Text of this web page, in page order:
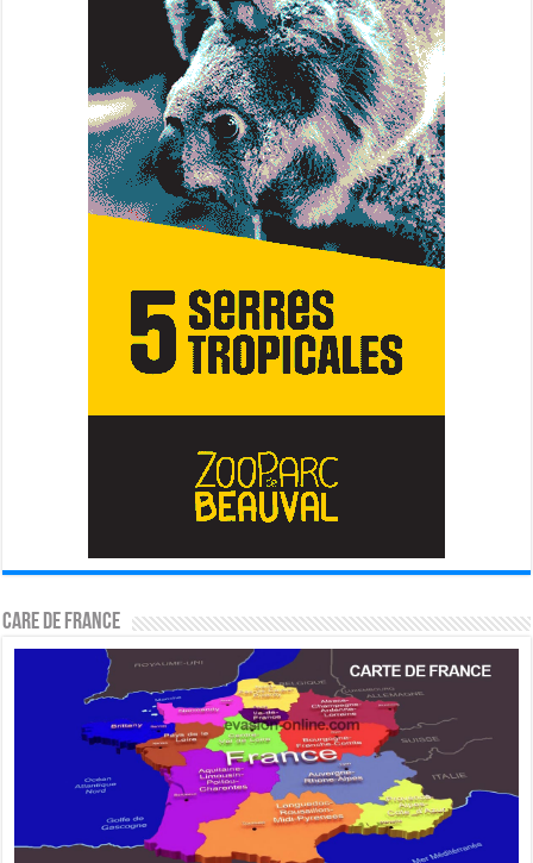
CARE DE FRANCE